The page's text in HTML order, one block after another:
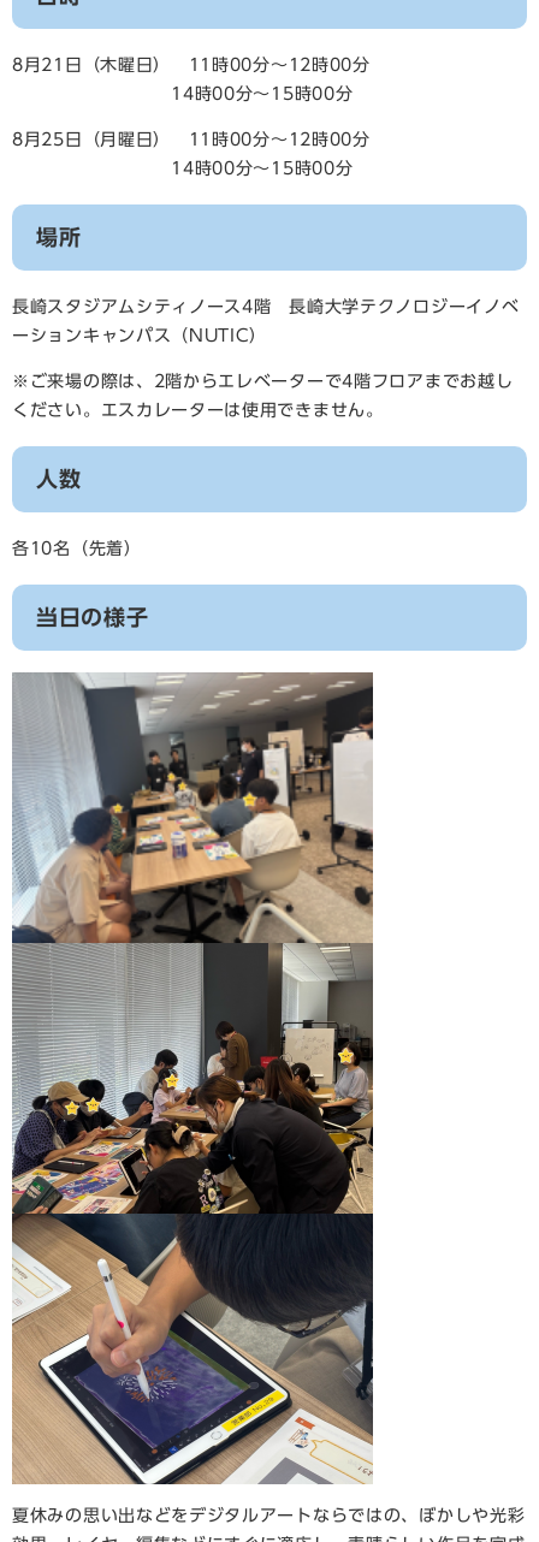
8月21日（木曜日） 11時00分～12時00分
14時00分～15時00分
8月25日（月曜日） 11時00分～12時00分
14時00分～15時00分
場所
長崎スタジアムシティノース4階 長崎大学テクノロジーイノベ
ーションキャンパス（NUTIC）
​※ご来場の際は、2階からエレベーターで4階フロアまでお越し
ください。エスカレーターは使用できません。
人数
各10名（先着）
当日の様子
夏休みの思い出などをデジタルアートならではの、ぼかしや光彩